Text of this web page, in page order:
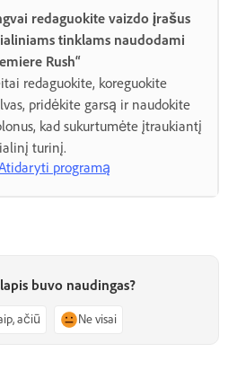
redaguokite vaizdo įrašus
tinklams naudodami
Rush“
redaguokite, koreguokite
pridėkite garsą ir naudokite
kad sukurtumėte įtraukiantį
turinį.
programą
buvo naudingas?
ačiū Ne visai